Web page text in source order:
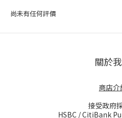
尚未有任何評價
關於
商店介
接受政府
HSBC / CitiBank